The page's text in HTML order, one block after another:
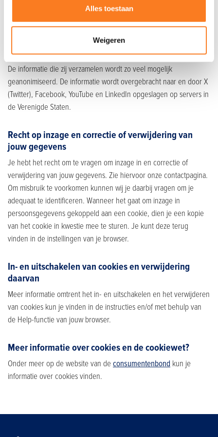
Alles toestaan
Weigeren
Lees de privacyverklaring van AddThis, Facebook, Twitter en
eventueel andere gebruikte sociale diensten (welke regelmatig
kunnen wijzigen) om te lezen wat zij met jouw (persoons)gegevens
doen die zij via deze cookies verwerken.
De informatie die zij verzamelen wordt zo veel mogelijk
geanonimiseerd. De informatie wordt overgebracht naar en door X
(Twitter), Facebook, YouTube en LinkedIn opgeslagen op servers in
de Verenigde Staten.
Recht op inzage en correctie of verwijdering van
jouw gegevens
Je hebt het recht om te vragen om inzage in en correctie of
verwijdering van jouw gegevens. Zie hiervoor onze contactpagina.
Om misbruik te voorkomen kunnen wij je daarbij vragen om je
adequaat te identificeren. Wanneer het gaat om inzage in
persoonsgegevens gekoppeld aan een cookie, dien je een kopie
van het cookie in kwestie mee te sturen. Je kunt deze terug
vinden in de instellingen van je browser.
In- en uitschakelen van cookies en verwijdering
daarvan
Meer informatie omtrent het in- en uitschakelen en het verwijderen
van cookies kun je vinden in de instructies en/of met behulp van
de Help-functie van jouw browser.
Meer informatie over cookies en de cookiewet?
Onder meer op de website van de consumentenbond kun je
informatie over cookies vinden.